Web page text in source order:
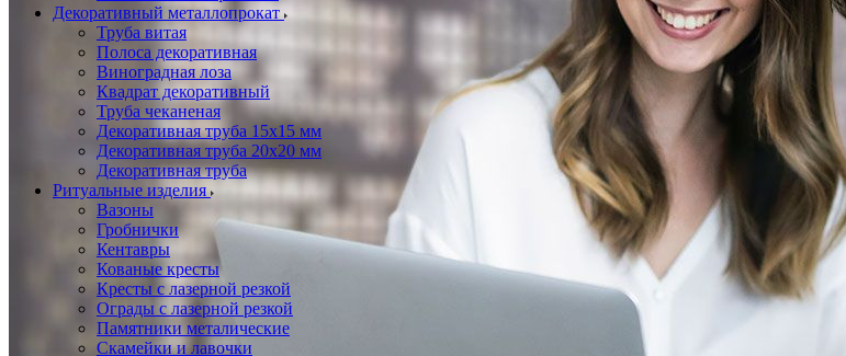
Декоративный металлопрокат
Труба витая
Полоса декоративная
Виноградная лоза
Квадрат декоративный
Труба чеканеная
Декоративная труба 15х15 мм
Декоративная труба 20х20 мм
Декоративная труба
Ритуальные изделия
Вазоны
Гробнички
Кентавры
Кованые кресты
Кресты с лазерной резкой
Ограды с лазерной резкой
Памятники металические
Скамейки и лавочки